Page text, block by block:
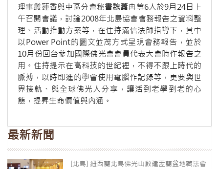
理事叢蓮香與中區分會秘書魏蕭冉等6人於9月24日上
午召開會議，討論2008年北島協會會務報告之資料整
理、活動推動方案等，在住持滿信法師指導下，其中
以Power Point的圖文並茂方式呈現會務報告，並於
10月份回台參加國際佛光會會員代表大會時作報告之
用。住持提示在高科技的世紀裡，不得不跟上時代的
脈搏，以時即進的學會使用電腦作記錄等，更要與世
界接軌、與全球佛光人分享，讓活到老學到老的心
態，提昇生命價值與內涵。
最新新聞
[北島] 紐西蘭北島佛光山啟建盂蘭盆地藏法會